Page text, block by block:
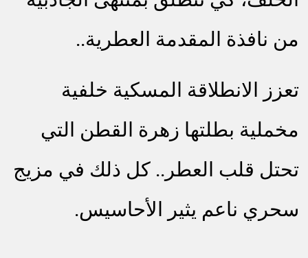
من نافذة المقدمة العطرية..
تعزز الانطلاقة المسكية خلفية
مخملية بطلتها زهرة القطن التي
تحتل قلب العطر.. كل ذلك في مزيج
سحري ناعم يثير الأحاسيس.